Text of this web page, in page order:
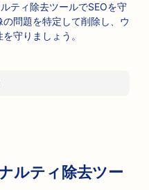
ティ除去ツールでSEOを守
問題を特定して削除し、ウ
守りましょう。
ルティ除去ツー